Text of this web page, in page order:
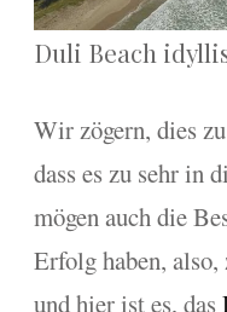
Duli Beach
Wir zögern, dies
dass es zu sehr in
mögen auch die
Erfolg haben,
und hier ist es, das